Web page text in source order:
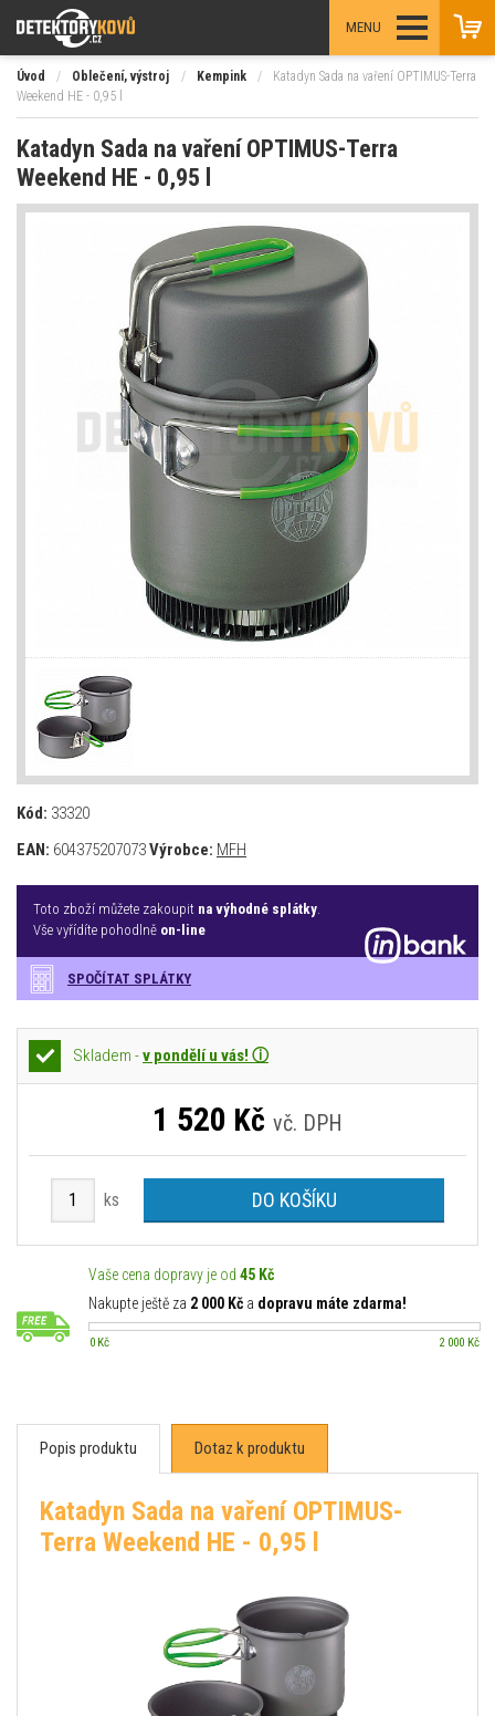
MENU
Úvod / Oblečení, výstroj / Kempink /
Katadyn Sada na vaření OPTIMUS-Terra
Weekend HE - 0,95 l
Katadyn Sada na vaření OPTIMUS-Terra
Weekend HE - 0,95 l
Kód: 33320
EAN: 604375207073Výrobce: MFH
Toto zboží můžete zakoupit na výhodné splátky.
Vše vyřídíte pohodlně on-line
SPOČÍTAT SPLÁTKY
Skladem -v pondělí u vás! ⓘ
1 520 Kč vč. DPH
ks DO KOŠÍKU
Vaše cena dopravy je od 45 Kč
Nakupte ještě za 2 000 Kč a dopravu máte zdarma!
0 Kč 2 000 Kč
Popis produktu Dotaz k produktu
Katadyn Sada na vaření OPTIMUS-
Terra Weekend HE - 0,95 l